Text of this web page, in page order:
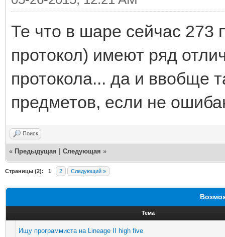
Те что в шаре сейчас 273
протокол) имеют ряд
протокола... да и ввобще
предметов, если не
Поиск
« Предыдущая Следующая »
Страницы (2): 1 2 Следующий »
Тема
Ищу программиста на Lineage II high five